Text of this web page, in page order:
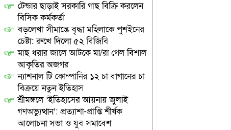
টেন্ডার ছাড়াই সরকারি গাছ বিক্রি করলেন
বিসিক কর্মকর্তা
বড়লেখা সীমান্তে বৃদ্ধা মহিলাকে পুশইনের
চেষ্টা: রুখে দিলো ৫২ বিজিবি
মাছ ধরার জালে আটকে মা/রা গেল বিশাল
আকৃতির অজগর
ন্যাশনাল টি কোম্পানির ১২ চা বাগানের চা
বিক্রয়ে নতুন ইতিহাস
শ্রীমঙ্গলে ‘ইতিহাসের আয়নায় জুলাই
গণঅভ্যুত্থান’: প্রত্যাশা-প্রাপ্তি শীর্ষক
আলোচনা সভা ও যুব সমাবেশ